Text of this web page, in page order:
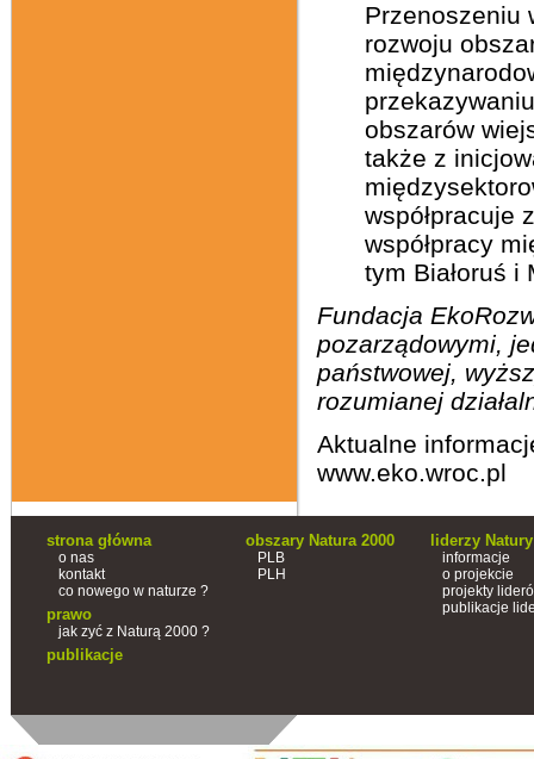
Przenoszeniu
rozwoju
obszarów
także z
współpracuje
współpracy
tym Białoruś i
Fundacja
pozarządowymi,
państwowej,
rozumianej
Aktualne
www.eko.wroc.pl
strona główna
o nas
kontakt
co nowego w naturze ?
prawo
jak zyć z Naturą 2000 ?
publikacje
obszary Natura 2000
PLB
PLH
liderzy Natury
informacje
o projekcie
projekty
publikacje